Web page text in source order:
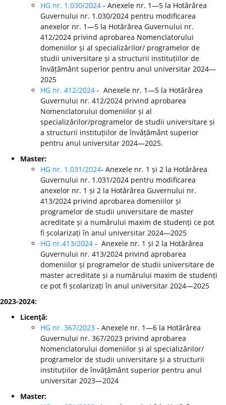
HG nr. 1.030/2024 - Anexele nr. 1—5 la Hotărârea
Guvernului nr. 1.030/2024 pentru modificarea
anexelor nr. 1—5 la Hotărârea Guvernului nr.
412/2024 privind aprobarea Nomenclatorului
domeniilor și al specializărilor/ programelor de
studii universitare și a structurii instituțiilor de
învățământ superior pentru anul universitar 2024—
2025
HG nr. 412/2024 - Anexele nr. 1—5 la Hotărârea
Guvernului nr. 412/2024 privind aprobarea
Nomenclatorului domeniilor și al
specializărilor/programelor de studii universitare și
a structurii instituțiilor de învățământ superior
pentru anul universitar 2024—2025.
Master:
HG nr. 1.031/2024- Anexele nr. 1 și 2 la Hotărârea
Guvernului nr. 1.031/2024 pentru modificarea
anexelor nr. 1 și 2 la Hotărârea Guvernului nr.
413/2024 privind aprobarea domeniilor și
programelor de studii universitare de master
acreditate și a numărului maxim de studenți ce pot
fi școlarizați în anul universitar 2024—2025
HG nr.413/2024 - Anexele nr. 1 și 2 la Hotărârea
Guvernului nr. 413/2024 privind aprobarea
domeniilor și programelor de studii universitare de
master acreditate și a numărului maxim de studenți
ce pot fi școlarizați în anul universitar 2024—2025
2023-2024:
Licenţă:
HG nr. 367/2023 - Anexele nr. 1—6 la Hotărârea
Guvernului nr. 367/2023 privind aprobarea
Nomenclatorului domeniilor și al specializărilor/
programelor de studii universitare și a structurii
instituțiilor de învățământ superior pentru anul
universitar 2023—2024
Master: